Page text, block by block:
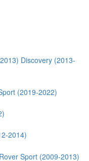
Discovery (2013-
(2019-2022)
2014)
Sport (2009-2013)